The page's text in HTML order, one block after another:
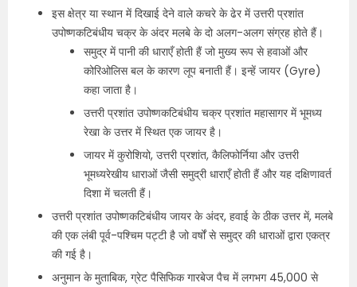
इस क्षेत्र या स्थान में दिखाई देने वाले कचरे के ढेर में उत्तरी प्रशांत
उपोष्णकटिबंधीय चक्र के अंदर मलबे के दो अलग-अलग संग्रह होते हैं।
समुद्र में पानी की धाराएँ होती हैं जो मुख्य रूप से हवाओं और
कोरिओलिस बल के कारण लूप बनाती हैं। इन्हें जायर (Gyre)
कहा जाता है।
उत्तरी प्रशांत उपोष्णकटिबंधीय चक्र प्रशांत महासागर में भूमध्य
रेखा के उत्तर में स्थित एक जायर है।
जायर में कुरोशियो, उत्तरी प्रशांत, कैलिफोर्निया और उत्तरी
भूमध्यरेखीय धाराओं जैसी समुद्री धाराएँ होती हैं और यह दक्षिणावर्त
दिशा में चलती हैं।
उत्तरी प्रशांत उपोष्णकटिबंधीय जायर के अंदर, हवाई के ठीक उत्तर में, मलबे
की एक लंबी पूर्व-पश्चिम पट्टी है जो वर्षों से समुद्र की धाराओं द्वारा एकत्र
की गई है।
अनुमान के मुताबिक, ग्रेट पैसिफिक गारबेज पैच में लगभग 45,000 से